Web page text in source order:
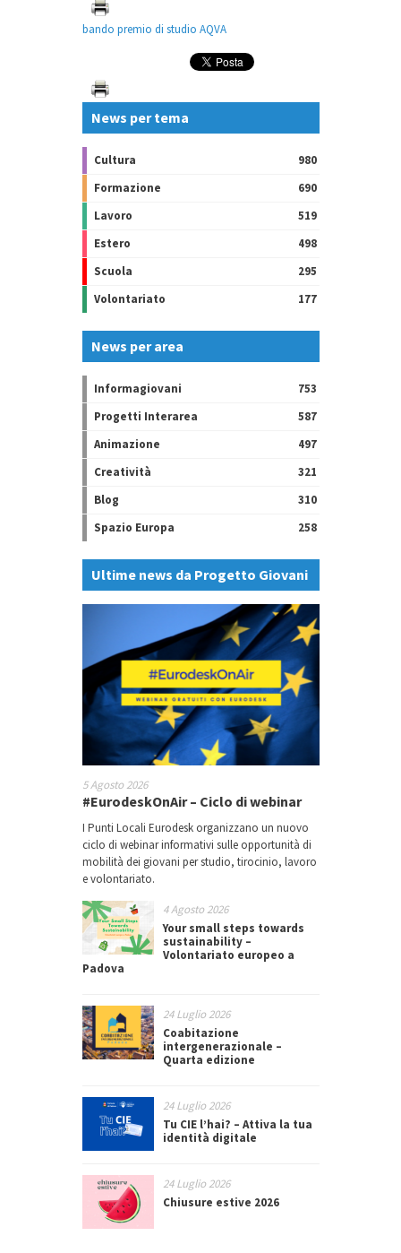
bando premio di studio AQVA
News per tema
Cultura
980
Formazione
690
Lavoro
519
Estero
498
Scuola
295
Volontariato
177
News per area
Informagiovani
753
Progetti Interarea
587
Animazione
497
Creatività
321
Blog
310
Spazio Europa
258
Ultime news da Progetto Giovani
5 Agosto 2026
#EurodeskOnAir – Ciclo di webinar
I Punti Locali Eurodesk organizzano un nuovo
ciclo di webinar informativi sulle opportunità di
mobilità dei giovani per studio, tirocinio, lavoro
e volontariato.
4 Agosto 2026
Your small steps towards
sustainability –
Volontariato europeo a
Padova
24 Luglio 2026
Coabitazione
intergenerazionale –
Quarta edizione
24 Luglio 2026
Tu CIE l’hai? – Attiva la tua
identità digitale
24 Luglio 2026
Chiusure estive 2026